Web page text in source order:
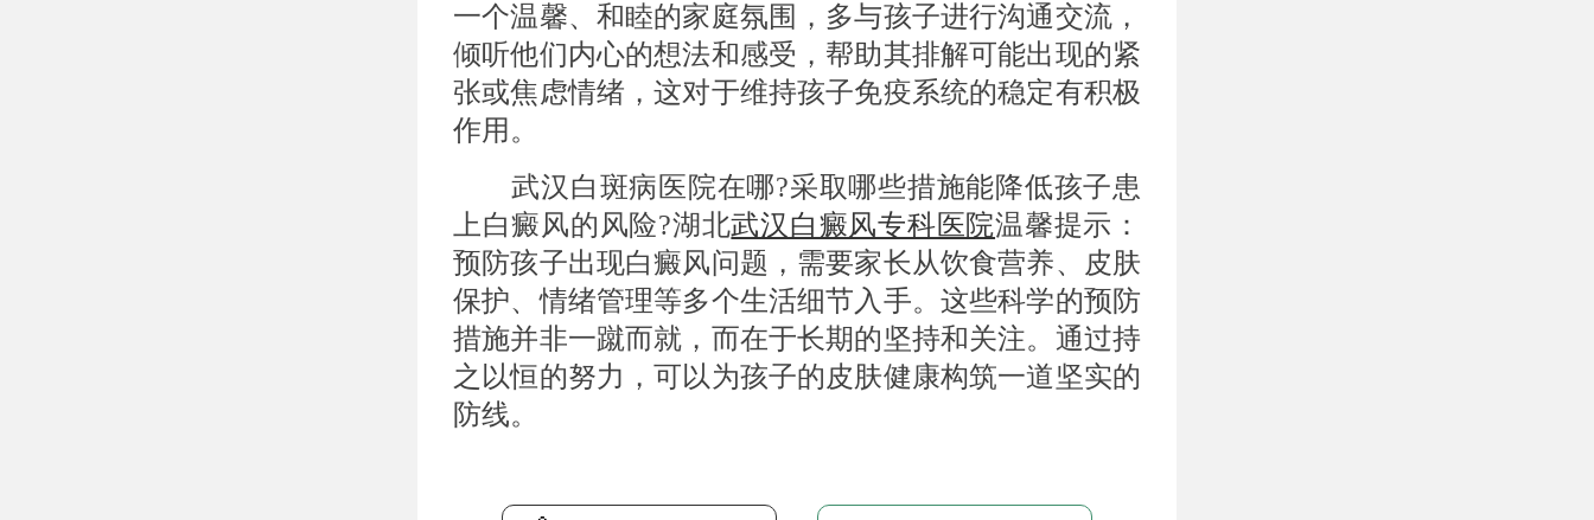
一个温馨、和睦的家庭氛围，多与孩子进行沟通交流，
倾听他们内心的想法和感受，帮助其排解可能出现的紧
张或焦虑情绪，这对于维持孩子免疫系统的稳定有积极
作用。
武汉白斑病医院在哪?采取哪些措施能降低孩子患
上白癜风的风险?湖北武汉白癜风专科医院温馨提示：
预防孩子出现白癜风问题，需要家长从饮食营养、皮肤
保护、情绪管理等多个生活细节入手。这些科学的预防
措施并非一蹴而就，而在于长期的坚持和关注。通过持
之以恒的努力，可以为孩子的皮肤健康构筑一道坚实的
防线。